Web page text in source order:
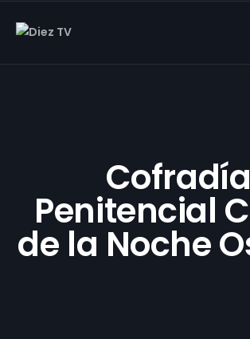
Cofradía
Penitencial
de la Noche